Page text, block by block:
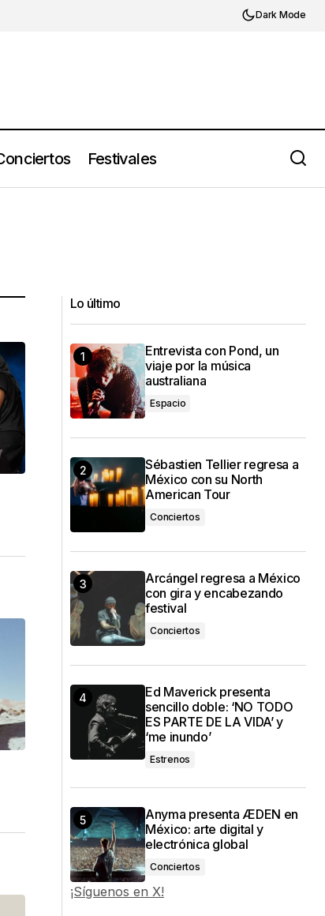
Dark Mode
Festivales
Lo último
Entrevista con Pond, un
viaje por la música
australiana
Espacio
Sébastien Tellier regresa a
México con su North
American Tour
Conciertos
Arcángel regresa a México
con gira y encabezando
festival
Conciertos
Ed Maverick presenta
sencillo doble: ‘NO TODO
ES PARTE DE LA VIDA’ y
‘me inundo’
Estrenos
Anyma presenta ÆDEN en
México: arte digital y
electrónica global
Conciertos
¡Síguenos en X!